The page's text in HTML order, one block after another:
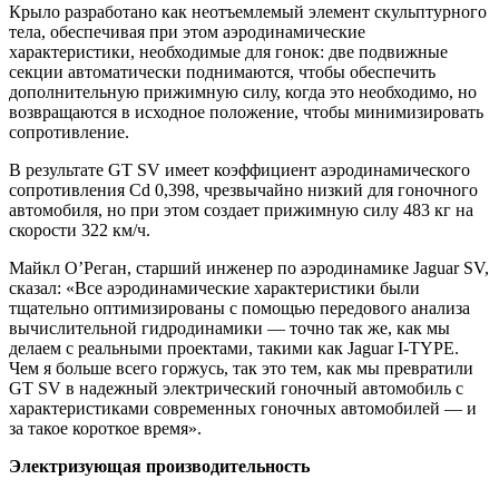
Крыло разработано как неотъемлемый элемент скульптурного
тела, обеспечивая при этом аэродинамические
характеристики, необходимые для гонок: две подвижные
секции автоматически поднимаются, чтобы обеспечить
дополнительную прижимную силу, когда это необходимо, но
возвращаются в исходное положение, чтобы минимизировать
сопротивление.
В результате GT SV имеет коэффициент аэродинамического
сопротивления Cd 0,398, чрезвычайно низкий для гоночного
автомобиля, но при этом создает прижимную силу 483 кг на
скорости 322 км/ч.
Майкл О’Реган, старший инженер по аэродинамике Jaguar SV,
сказал: «Все аэродинамические характеристики были
тщательно оптимизированы с помощью передового анализа
вычислительной гидродинамики — точно так же, как мы
делаем с реальными проектами, такими как Jaguar I-TYPE.
Чем я больше всего горжусь, так это тем, как мы превратили
GT SV в надежный электрический гоночный автомобиль с
характеристиками современных гоночных автомобилей — и
за такое короткое время».
Электризующая производительность